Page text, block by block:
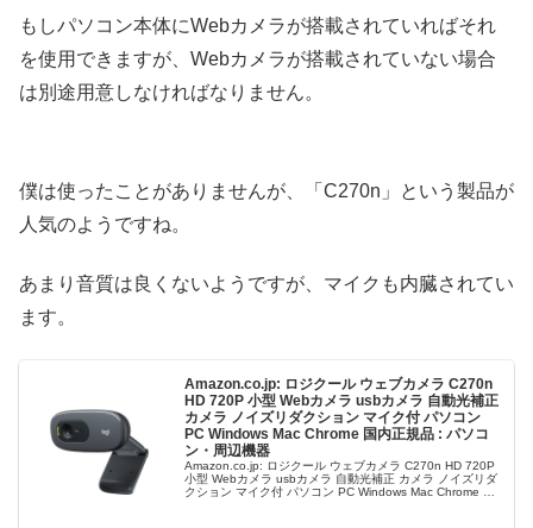
もしパソコン本体にWebカメラが搭載されていればそれ
を使用できますが、Webカメラが搭載されていない場合
は別途用意しなければなりません。
僕は使ったことがありませんが、「C270n」という製品が
人気のようですね。
あまり音質は良くないようですが、マイクも内臓されてい
ます。
Amazon.co.jp: ロジクール ウェブカメラ C270n
HD 720P 小型 Webカメラ usbカメラ 自動光補正
カメラ ノイズリダクション マイク付 パソコン
PC Windows Mac Chrome 国内正規品 : パソコ
ン・周辺機器
Amazon.co.jp: ロジクール ウェブカメラ C270n HD 720P
小型 Webカメラ usbカメラ 自動光補正 カメラ ノイズリダ
クション マイク付 パソコン PC Windows Mac Chrome 国